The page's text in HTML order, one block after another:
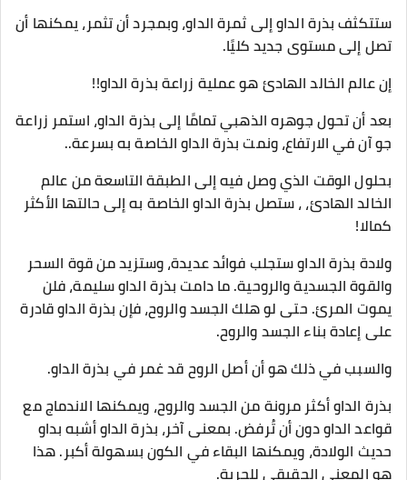
ستتكثف بذرة الداو إلى ثمرة الداو، وبمجرد أن تثمر، يمكنها أن
تصل إلى مستوى جديد كليًا.
إن عالم الخالد الهادئ هو عملية زراعة بذرة الداو!!
بعد أن تحول جوهره الذهبي تمامًا إلى بذرة الداو، استمر زراعة
جو آن في الارتفاع، ونمت بذرة الداو الخاصة به بسرعة..
بحلول الوقت الذي وصل فيه إلى الطبقة التاسعة من عالم
الخالد الهادئ، ، ستصل بذرة الداو الخاصة به إلى حالتها الأكثر
كمالا!
ولادة بذرة الداو ستجلب فوائد عديدة، وستزيد من قوة السحر
والقوة الجسدية والروحية. ما دامت بذرة الداو سليمة، فلن
يموت المرئ. حتى لو هلك الجسد والروح، فإن بذرة الداو قادرة
على إعادة بناء الجسد والروح.
والسبب في ذلك هو أن أصل الروح قد غمر في بذرة الداو.
بذرة الداو أكثر مرونة من الجسد والروح، ويمكنها الاندماج مع
قواعد الداو دون أن تُرفض. بمعنى آخر، بذرة الداو أشبه بداو
حديث الولادة، ويمكنها البقاء في الكون بسهولة أكبر. هذا
هو المعنى الحقيقي للحرية.